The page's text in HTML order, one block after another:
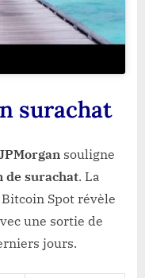
surachat
souligne
de surachat. La
Spot révèle
une sortie de
jours.